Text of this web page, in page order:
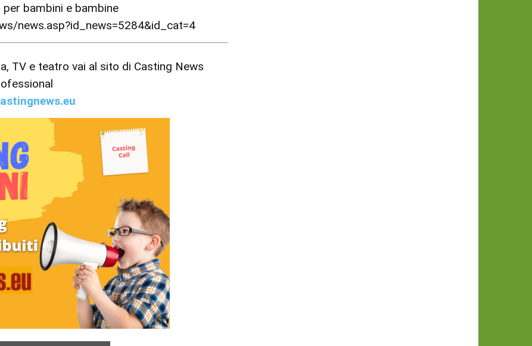
per bambini e bambine
news.asp?id_news=5284&id_cat=4
TV e teatro vai al sito di Casting News